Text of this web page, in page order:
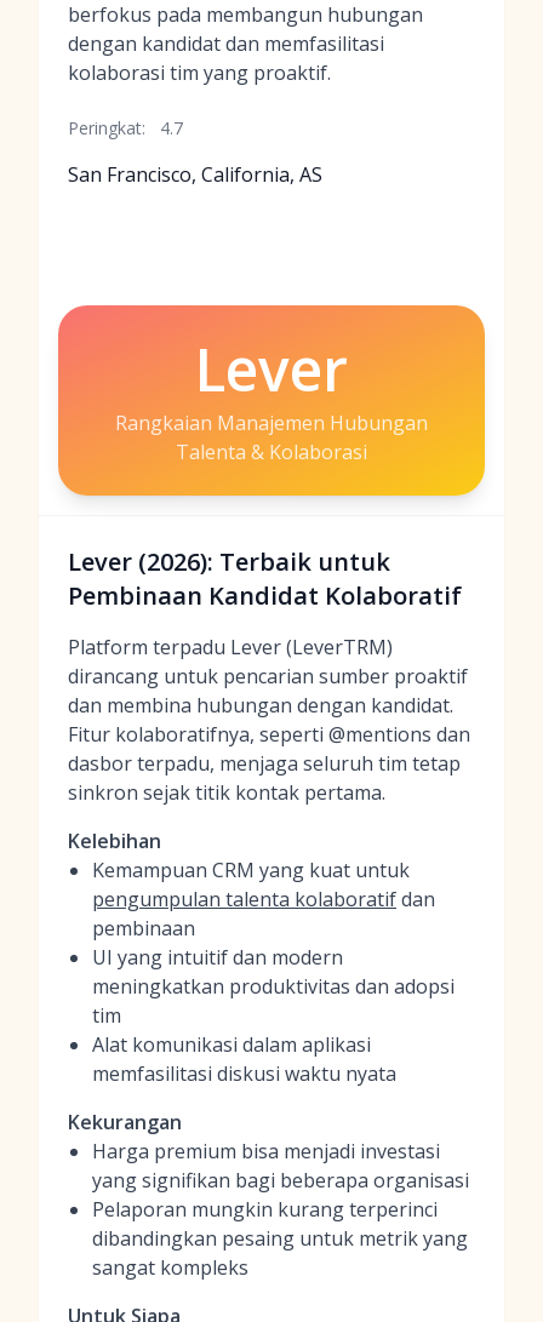
berfokus pada membangun hubungan
dengan kandidat dan memfasilitasi
kolaborasi tim yang proaktif.
Peringkat: 4.7
San Francisco, California, AS
Lever
Rangkaian Manajemen Hubungan
Talenta & Kolaborasi
Lever (2026): Terbaik untuk
Pembinaan Kandidat Kolaboratif
Platform terpadu Lever (LeverTRM)
dirancang untuk pencarian sumber proaktif
dan membina hubungan dengan kandidat.
Fitur kolaboratifnya, seperti @mentions dan
dasbor terpadu, menjaga seluruh tim tetap
sinkron sejak titik kontak pertama.
Kelebihan
Kemampuan CRM yang kuat untuk
pengumpulan talenta kolaboratifdan
pembinaan
UI yang intuitif dan modern
meningkatkan produktivitas dan adopsi
tim
Alat komunikasi dalam aplikasi
memfasilitasi diskusi waktu nyata
Kekurangan
Harga premium bisa menjadi investasi
yang signifikan bagi beberapa organisasi
Pelaporan mungkin kurang terperinci
dibandingkan pesaing untuk metrik yang
sangat kompleks
Untuk Siapa